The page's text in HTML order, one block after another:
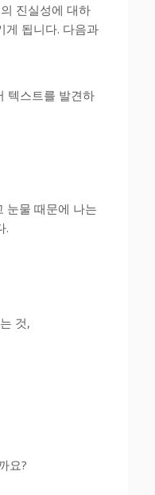
진실성에 대하
게 됩니다. 다음과
텍스트를 발견하
눈물 때문에 나는
.
것,
요?